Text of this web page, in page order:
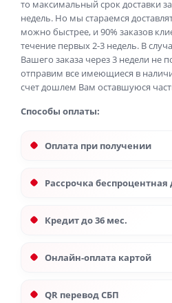
то максимальный срок доставки
недель. Но мы стараемся
можно быстрее, и 90% заказов
течение первых 2-3 недель. В
Вашего заказа через 3 недели не
отправим все имеющиеся в
счет дошлем Вам оставшуюся
Способы оплаты:
Оплата при получении
Рассрочка беспроцентная
Кредит до 36 мес.
Онлайн-оплата картой
QR перевод СБП